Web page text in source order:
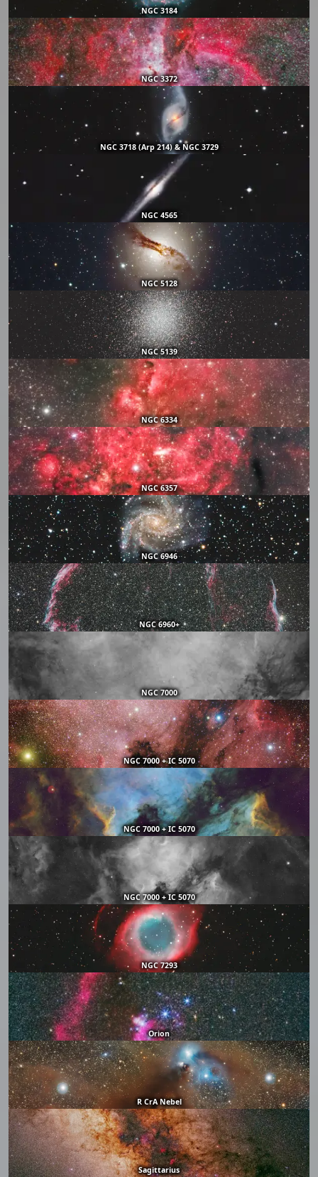
NGC 3184
NGC 3372
NGC 3718 (Arp 214) & NGC 3729
NGC 4565
NGC 5128
NGC 5139
NGC 6334
NGC 6357
NGC 6946
NGC 6960+
NGC 7000
NGC 7000 + IC 5070
NGC 7000 + IC 5070
NGC 7000 + IC 5070
NGC 7293
Orion
R CrA Nebel
Sagittarius